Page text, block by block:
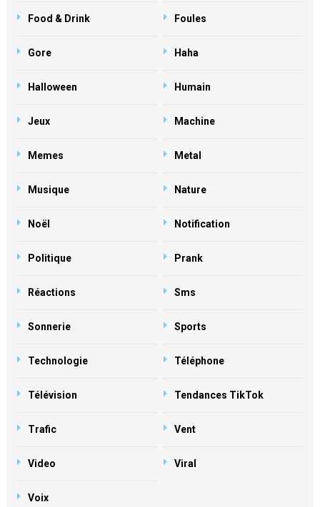
Food & Drink Foules
Gore Haha
Halloween Humain
Jeux Machine
Memes Metal
Musique Nature
Noël Notification
Politique Prank
Réactions Sms
Sonnerie Sports
Technologie Téléphone
Télévision Tendances TikTok
Trafic Vent
Video Viral
Voix